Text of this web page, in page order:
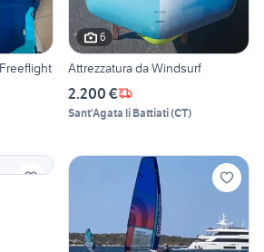
6
Attrezzatura da Windsurf
2.200 €
Sant'Agata li Battiati(CT)